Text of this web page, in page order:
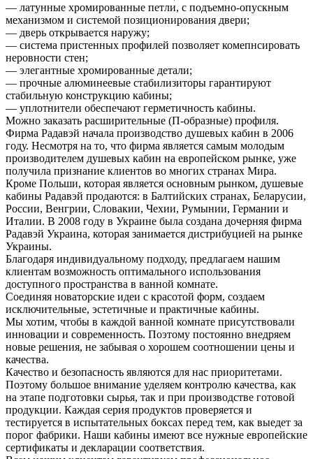
— латунные хромированные петли, с подъемно-опускным
механизмом и системой позиционирования двери;
— дверь открывается наружу;
— система пристенных профилей позволяет комепнсировать
неровности стен;
— элегантные хромированные детали;
— прочные алюминеевые стабилизиторы гарантируют
стабильную конструкцию кабины;
— уплотнители обеспечают герметичность кабины.
Можно заказать расширительные (П-образные) профиля.
Фирма Радавэй начала производство душевых кабин в 2006
году. Несмотря на то, что фирма является самым молодым
производителем душевых кабин на европейском рынке, уже
получила признание клиентов во многих странах Мира.
Кроме Польши, которая является основным рынком, душевые
кабины Радавэй продаются: в Балтийских странах, Беларусии,
России, Венгрии, Словакии, Чехии, Румынии, Германии и
Италии. В 2008 году в Украине была создана дочерняя фирма
Радавэй Украина, которая занимается дистрибуцией на рынке
Украины.
Благодаря индивидуальному подходу, предлагаем нашим
клиентам возможность оптимального использования
доступного пространства в ванной комнате.
Соединяя новаторские идеи с красотой форм, создаем
исключительные, эстетичные и практичные кабины.
Мы хотим, чтобы в каждой ванной комнате присутствовали
инновации и современность. Поэтому постоянно внедряем
новые решения, не забывая о хорошем соотношении цены и
качества.
Качество и безопасность являются для нас приоритетами.
Поэтому большое внимание уделяем контролю качества, как
на этапе подготовки сырья, так и при производстве готовой
продукции. Каждая серия продуктов проверяется и
тестируется в испытательных боксах перед тем, как выедет за
порог фабрики. Наши кабины имеют все нужные европейские
сертификаты и декларации соответствия.